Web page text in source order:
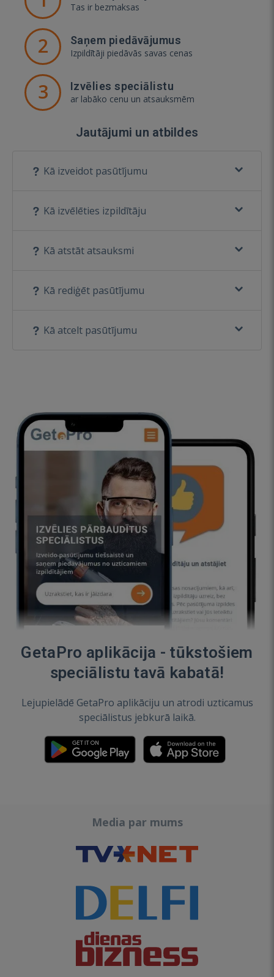
Tas ir bezmaksas
2 Saņem piedāvājumus
Izpildītāji piedāvās savas cenas
3 Izvēlies speciālistu
ar labāko cenu un atsauksmēm
Jautājumi un atbildes
Kā izveidot pasūtījumu
Kā izvēlēties izpildītāju
Kā atstāt atsauksmi
Kā rediģēt pasūtījumu
Kā atcelt pasūtījumu
GetaPro aplikācija - tūkstošiem
speciālistu tavā kabatā!
Lejupielādē GetaPro aplikāciju un atrodi uzticamus
speciālistus jebkurā laikā.
Media par mums